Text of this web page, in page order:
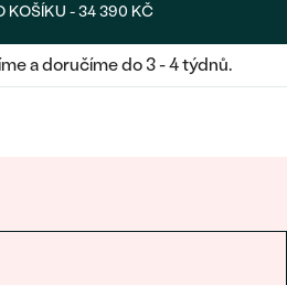
KOŠÍKU -34 390 KČ
a doručíme do 3 - 4 týdnů.